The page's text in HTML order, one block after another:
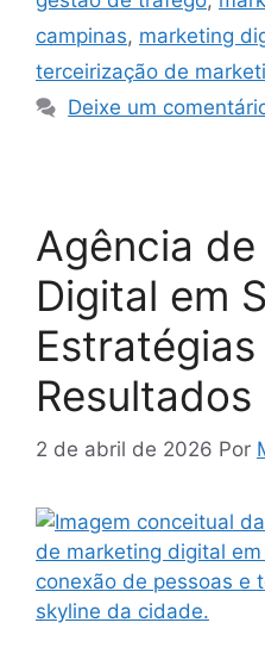
campinas, marketing
terceirização de
Deixe um
Agência
Digital em
Estratégias
Resultados
2 de abril de 2026 Por